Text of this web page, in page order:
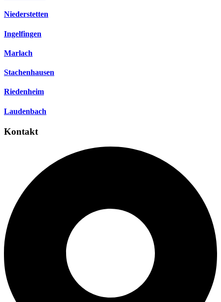
Niederstetten
Ingelfingen
Marlach
Stachenhausen
Riedenheim
Laudenbach
Kontakt